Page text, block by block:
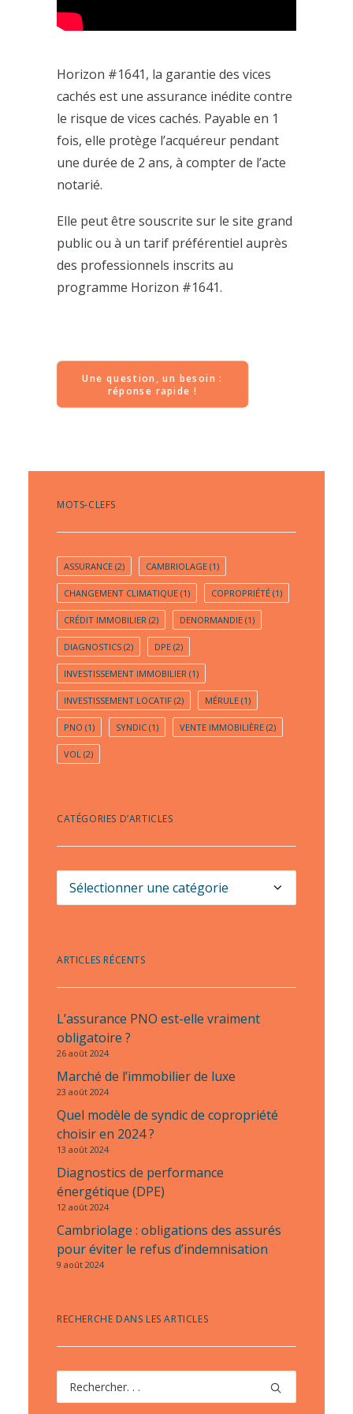
Horizon #1641, la garantie des vices
cachés est une assurance inédite contre
le risque de vices cachés. Payable en 1
fois, elle protège l’acquéreur pendant
une durée de 2 ans, à compter de l’acte
notarié.
Elle peut être souscrite sur le site grand
public ou à un tarif préférentiel auprès
des professionnels inscrits au
programme Horizon #1641.
Une question, un besoin :
réponse rapide !
MOTS-CLEFS
ASSURANCE (2) CAMBRIOLAGE (1)
CHANGEMENT CLIMATIQUE (1) COPROPRIÉTÉ (1)
CRÉDIT IMMOBILIER (2) DENORMANDIE (1)
DIAGNOSTICS (2) DPE (2)
INVESTISSEMENT IMMOBILIER (1)
INVESTISSEMENT LOCATIF (2) MÉRULE (1)
PNO (1) SYNDIC (1) VENTE IMMOBILIÈRE (2)
VOL (2)
CATÉGORIES D’ARTICLES
d’articles
ARTICLES RÉCENTS
L’assurance PNO est-elle vraiment
obligatoire ?
26 août 2024
Marché de l’immobilier de luxe
23 août 2024
Quel modèle de syndic de copropriété
choisir en 2024 ?
13 août 2024
Diagnostics de performance
énergétique (DPE)
12 août 2024
Cambriolage : obligations des assurés
pour éviter le refus d’indemnisation
9 août 2024
RECHERCHE DANS LES ARTICLES